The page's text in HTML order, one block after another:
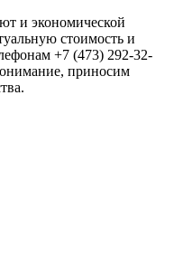
и экономической
стоимость и
+7 (473) 292-32-
приносим